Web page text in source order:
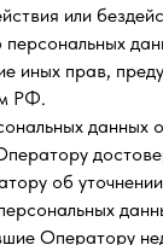
или
иных прав,
РФ.
данных
об
Оператору